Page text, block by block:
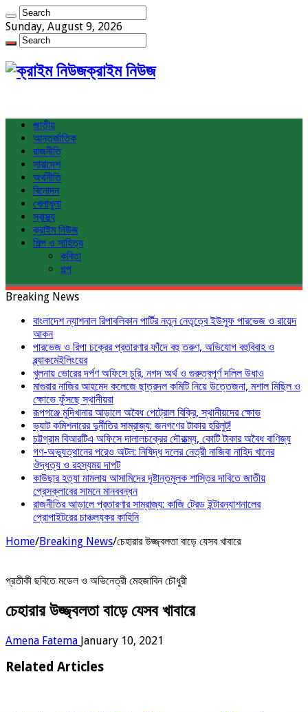
Sunday, August 9, 2026
ক্রাইম নিউজ
জাতীয়
আন্তর্জাতিক
রাজনীতি
সারাদেশ
অর্থনীতি
বিনোদন
খেলাধুলা
স্বাস্থ্য
ক্রাইম নিউজ
শিল্প ও সাহিত্য
কবিতা
গল্প
Breaking News
বাংলাদেশ ন্যাশনাল রিপাবলিকান পার্টির নতুন নেতৃত্বে ইউসুফ পারভেজ ও রায়েদ
আকন
পারভেজ ও রিপা চক্রের প্রতারণার ফাঁদে বহু তরুণ, অভিযোগ বহুবিবাহ ও
ব্ল্যাকমেইলিংয়ের
খুলনায় ভোরের দর্পণ অফিসে চুরি, নগদ অর্থ ও গুরুত্বপূর্ণ দলিল উধাও
মাগুরার নাজির আহমেদ কলেজে ছাত্রদল কমিটি নিয়ে উত্তেজনা, মশাল মিছিল ও
ক্ষোভে ফুঁসছে স্থানীয়রা
রূপগঞ্জে মুদিখানার আড়ালে অবৈধ পেট্রোল বিক্রি, স্থানীয়দের ক্ষোভ
ভ্যাট কমিশনারের দুর্নীতির সাম্রাজ্য: জনগণের টাকার হরিলুট!
চট্টগ্রাম বিআরটিএ অফিসে দালালচক্রের দৌরাত্ম্য, কোটি টাকার অবৈধ বাণিজ্য
গণ-অভ্যুত্থানের পরেও অটল: নিষিদ্ধ দলের নেত্রী নাজিবা নাহিদ খানের
ঔদ্ধত্য ও রহস্যময় দাপট
কাউছার হত্যা মামলায় আসামিদের দৃষ্টান্তমূলক শাস্তির দাবিতে জাতীয়
প্রেসক্লাবের সামনে মানববন্ধন
রাজনীতির আড়ালে প্রতারণার সাম্রাজ্য: কাজি ট্রেড ইন্টারন্যাশনালের
প্রোপাইটরের চাঞ্চল্যকর কাহিনি
Home/Breaking News/চেহারার উজ্জ্বলতা বাড়ে যেসব খাবারে
প্রতীকী ছবিতে মডেল ও অভিনেত্রী মেহজাবিন চৌধুরী
চেহারার উজ্জ্বলতা বাড়ে যেসব খাবারে
Amena Fatema January 10, 2021
Related Articles